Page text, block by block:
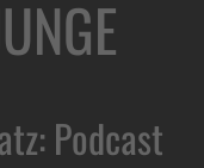
Podcast